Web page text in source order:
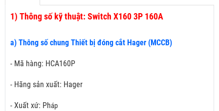
1) Thông số kỹ thuật: Switch X160 3P 160A
a) Thông số chung Thiết bị đóng cắt Hager (MCCB)
- Mã hàng: HCA160P
- Hãng sản xuất: Hager
- Xuất xứ: Pháp